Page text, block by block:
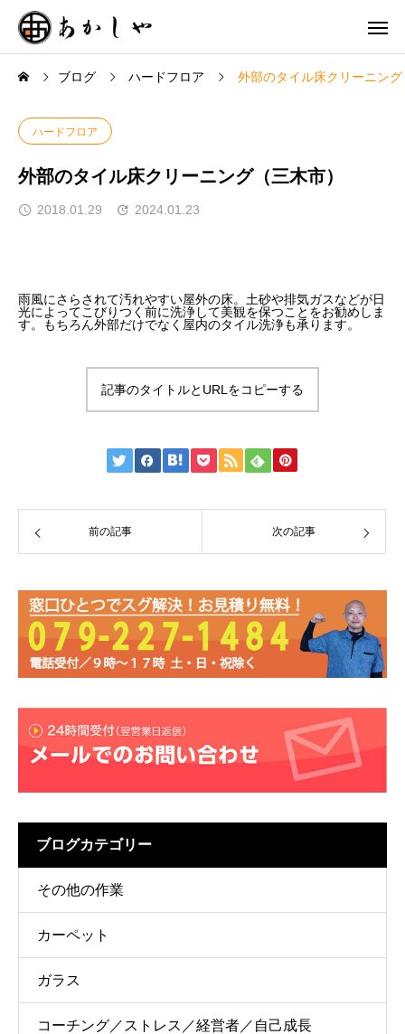
ブログ ハードフロア 外部のタイル床クリーニン
ハードフロア
外部のタイル床クリーニング（三木市）
2018.01.29 2024.01.23
雨風にさらされて汚れやすい屋外の床。土砂や排気ガスなどが日
光によってこびりつく前に洗浄して美観を保つことをお勧めしま
す。もちろん外部だけでなく屋内のタイル洗浄も承ります。
記事のタイトルとURLをコピーする
前の記事 次の記事
ブログカテゴリー
その他の作業
カーペット
ガラス
コーチング／ストレス／経営者／自己成長